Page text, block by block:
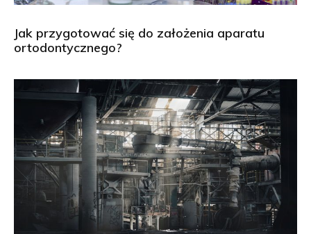
Jak przygotować się do założenia aparatu
ortodontycznego?